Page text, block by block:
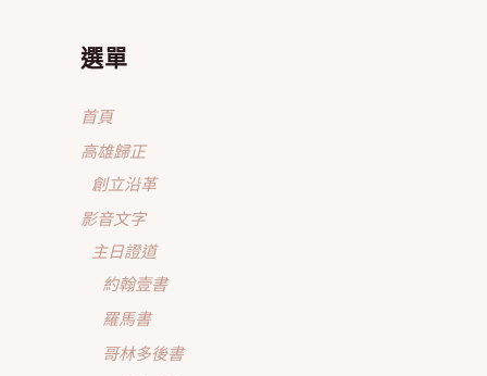
選單
首頁
高雄歸正
創立沿革
影音文字
主日證道
約翰壹書
羅馬書
哥林多後書